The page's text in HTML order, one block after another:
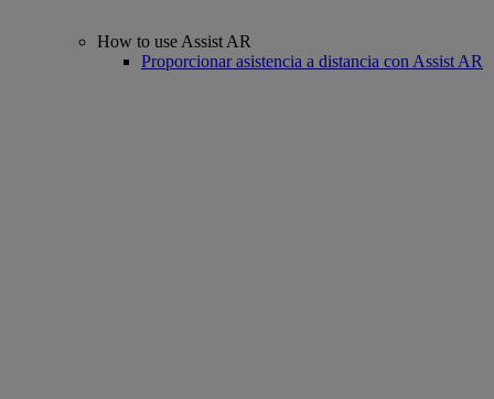
How to use Assist AR
Proporcionar asistencia a distancia con Assist AR